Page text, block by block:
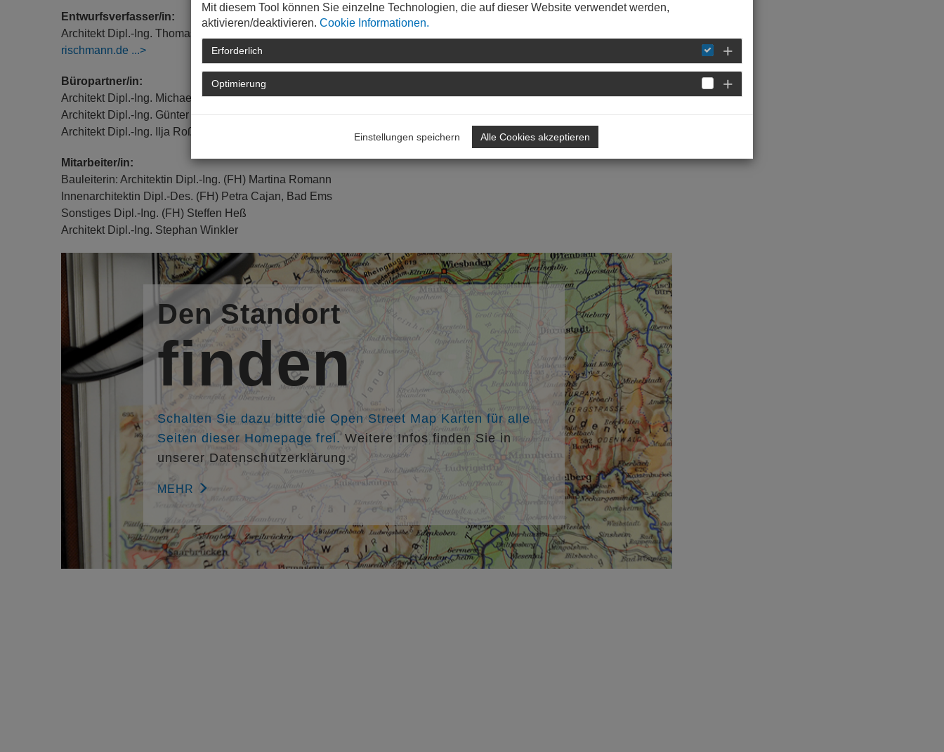
Entwurfsverfasser/in:
Architekt Dipl.-Ing. Thomas Rischmann, Kirstein-Rischmann Architekten und Ingenieure GmbH, Mainz,
rischmann.de
Büropartner/in:
Architekt Dipl.-Ing. Michael Kirstein
Architekt Dipl.-Ing. Günter Obeser
Architekt Dipl.-Ing. Ilja Roßellit
Mitarbeiter/in:
Bauleiterin: Architektin Dipl.-Ing. (FH) Martina Romann
Innenarchitektin Dipl.-Des. (FH) Petra Cajan, Bad Ems
Sonstiges Dipl.-Ing. (FH) Steffen Heß
Architekt Dipl.-Ing. Stephan Winkler
Den Standort
finden
Schalten Sie dazu bitte die Open Street Map Karten für alle
Seiten dieser Homepage frei.Weitere Infos finden Sie in
unserer Datenschutzerklärung.
MEHR
Mit diesem Tool können Sie einzelne Technologien, die auf dieser Website verwendet werden,
aktivieren/deaktivieren. Cookie Informationen.
Erforderlich
Optimierung
Einstellungen speichern Alle Cookies akzeptieren